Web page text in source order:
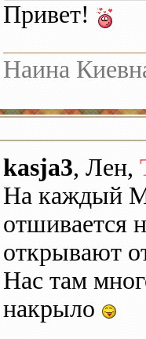
Привет!
Наина
kasja3, Лен,
На каждый
отшивается
открывают
Нас там
накрыло